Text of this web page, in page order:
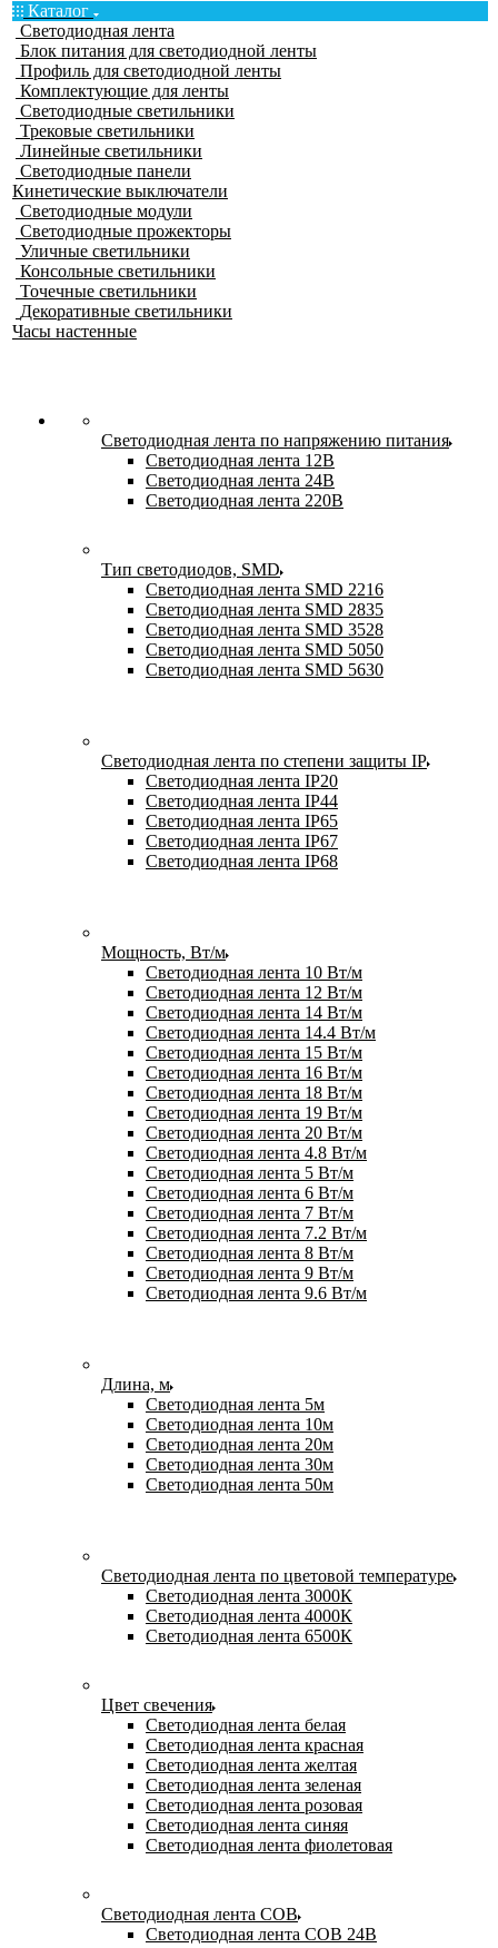
Каталог
Светодиодная лента
Блок питания для светодиодной ленты
Профиль для светодиодной ленты
Комплектующие для ленты
Светодиодные светильники
Трековые светильники
Линейные светильники
Светодиодные панели
Кинетические выключатели
Светодиодные модули
Светодиодные прожекторы
Уличные светильники
Консольные светильники
Точечные светильники
Декоративные светильники
Часы настенные
Светодиодная лента по напряжению питания
Светодиодная лента 12В
Светодиодная лента 24В
Светодиодная лента 220В
Тип светодиодов, SMD
Cветодиодная лента SMD 2216
Светодиодная лента SMD 2835
Светодиодная лента SMD 3528
Светодиодная лента SMD 5050
Светодиодная лента SMD 5630
Светодиодная лента по степени защиты IP
Светодиодная лента IP20
Светодиодная лента IP44
Светодиодная лента IP65
Светодиодная лента IP67
Светодиодная лента IP68
Мощность, Вт/м
Светодиодная лента 10 Вт/м
Светодиодная лента 12 Вт/м
Светодиодная лента 14 Вт/м
Светодиодная лента 14.4 Вт/м
Светодиодная лента 15 Вт/м
Светодиодная лента 16 Вт/м
Светодиодная лента 18 Вт/м
Светодиодная лента 19 Вт/м
Светодиодная лента 20 Вт/м
Светодиодная лента 4.8 Вт/м
Светодиодная лента 5 Вт/м
Светодиодная лента 6 Вт/м
Светодиодная лента 7 Вт/м
Светодиодная лента 7.2 Вт/м
Светодиодная лента 8 Вт/м
Светодиодная лента 9 Вт/м
Светодиодная лента 9.6 Вт/м
Длина, м
Светодиодная лента 5м
Светодиодная лента 10м
Светодиодная лента 20м
Светодиодная лента 30м
Светодиодная лента 50м
Светодиодная лента по цветовой температуре
Светодиодная лента 3000К
Светодиодная лента 4000К
Светодиодная лента 6500К
Цвет свечения
Светодиодная лента белая
Светодиодная лента красная
Светодиодная лента желтая
Светодиодная лента зеленая
Светодиодная лента розовая
Светодиодная лента синяя
Светодиодная лента фиолетовая
Светодиодная лента COB
Светодиодная лента COB 24В